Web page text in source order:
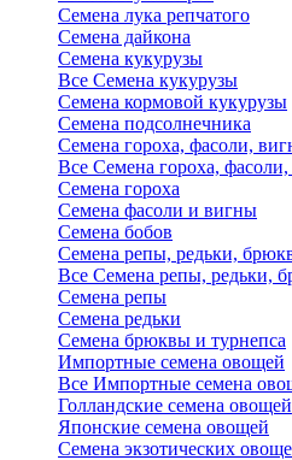
Семена лука репчатого
Семена дайкона
Семена кукурузы
Все Семена кукурузы
Семена кормовой кукурузы
Семена подсолнечника
Семена гороха, фасоли,
Все Семена гороха,
Семена гороха
Семена фасоли и вигны
Семена бобов
Семена репы, редьки,
Все Семена репы, редьки,
Семена репы
Семена редьки
Семена брюквы и турнепса
Импортные семена овощей
Все Импортные семена
Голландские семена овощей
Японские семена овощей
Семена экзотических